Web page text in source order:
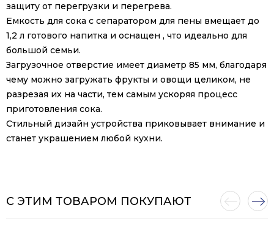
защиту от перегрузки и перегрева.
Емкость для сока с сепаратором для пены вмещает до
1,2 л готового напитка и оснащен , что идеально для
большой семьи.
Загрузочное отверстие имеет диаметр 85 мм, благодаря
чему можно загружать фрукты и овощи целиком, не
разрезая их на части, тем самым ускоряя процесс
приготовления сока.
Стильный дизайн устройства приковывает внимание и
станет украшением любой кухни.
С ЭТИМ ТОВАРОМ ПОКУПАЮТ